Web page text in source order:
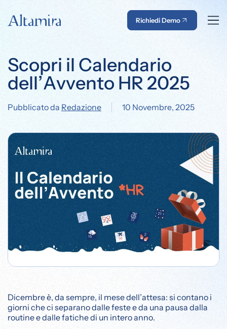
Richiedi Demo
Scopri il Calendario
dell’Avvento HR 2025
Pubblicato da Redazione 10 Novembre, 2025
Dicembre è, da sempre, il mese dell’attesa: si contano i
giorni che ci separano dalle feste e da una pausa dalla
routine e dalle fatiche di un intero anno.